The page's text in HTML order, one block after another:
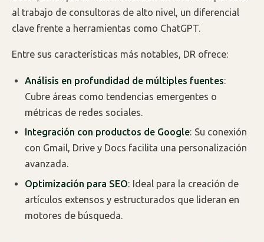
al trabajo de consultoras de alto nivel, un diferencial
clave frente a herramientas como ChatGPT.
Entre sus características más notables, DR ofrece:
Análisis en profundidad de múltiples fuentes:
Cubre áreas como tendencias emergentes o
métricas de redes sociales.
Integración con productos de Google: Su conexión
con Gmail, Drive y Docs facilita una personalización
avanzada.
Optimización para SEO: Ideal para la creación de
artículos extensos y estructurados que lideran en
motores de búsqueda.